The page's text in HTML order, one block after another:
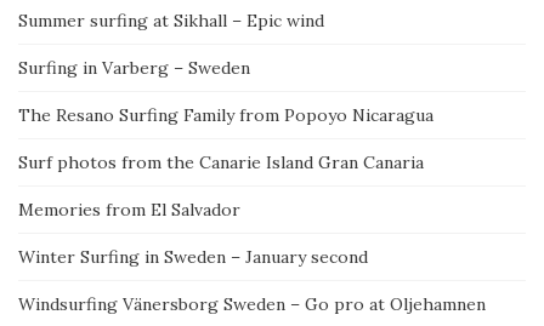
Summer surfing at Sikhall – Epic wind
Surfing in Varberg – Sweden
The Resano Surfing Family from Popoyo Nicaragua
Surf photos from the Canarie Island Gran Canaria
Memories from El Salvador
Winter Surfing in Sweden – January second
Windsurfing Vänersborg Sweden – Go pro at Oljehamnen